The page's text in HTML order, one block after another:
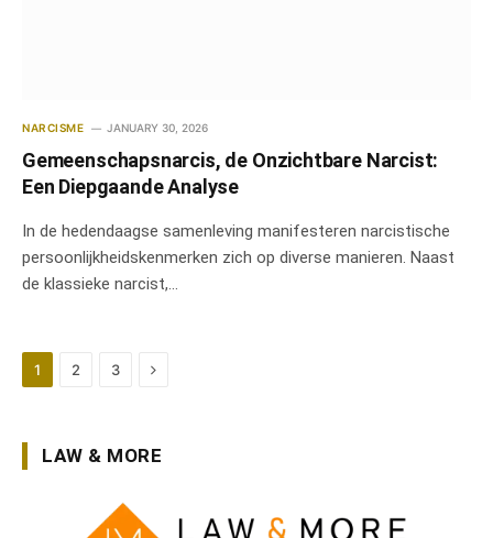
NARCISME JANUARY 30, 2026
Gemeenschapsnarcis, de Onzichtbare Narcist:
Een Diepgaande Analyse
In de hedendaagse samenleving manifesteren narcistische
persoonlijkheidskenmerken zich op diverse manieren. Naast
de klassieke narcist,…
1 2 3 Next
LAW & MORE